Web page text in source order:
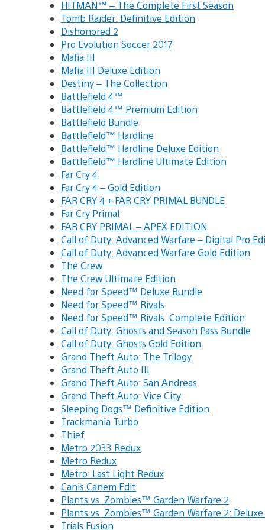
HITMAN™ – The Complete First Season
Tomb Raider: Definitive Edition
Dishonored 2
Pro Evolution Soccer 2017
Mafia III
Mafia III Deluxe Edition
Destiny – The Collection
Battlefield 4™
Battlefield 4™ Premium Edition
Battlefield Bundle
Battlefield™ Hardline
Battlefield™ Hardline Deluxe Edition
Battlefield™ Hardline Ultimate Edition
Far Cry 4
Far Cry 4 – Gold Edition
FAR CRY 4 + FAR CRY PRIMAL BUNDLE
Far Cry Primal
FAR CRY PRIMAL – APEX EDITION
Call of Duty: Advanced Warfare – Digital Pro
Call of Duty: Advanced Warfare Gold Edition
The Crew
The Crew Ultimate Edition
Need for Speed™ Deluxe Bundle
Need for Speed™ Rivals
Need for Speed™ Rivals: Complete Edition
Call of Duty: Ghosts and Season Pass Bundle
Call of Duty: Ghosts Gold Edition
Grand Theft Auto: The Trilogy
Grand Theft Auto III
Grand Theft Auto: San Andreas
Grand Theft Auto: Vice City
Sleeping Dogs™ Definitive Edition
Trackmania Turbo
Thief
Metro 2033 Redux
Metro Redux
Metro: Last Light Redux
Canis Canem Edit
Plants vs. Zombies™ Garden Warfare 2
Plants vs. Zombies™ Garden Warfare 2:
Trials Fusion